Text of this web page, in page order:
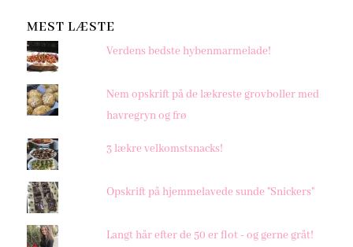
MEST LÆSTE
Verdens bedste hybenmarmelade!
Nem opskrift på de lækreste grovboller med
havregryn og frø
3 lækre velkomstsnacks!
Opskrift på hjemmelavede sunde "Snickers"
Langt hår efter de 50 er flot - og gerne gråt!